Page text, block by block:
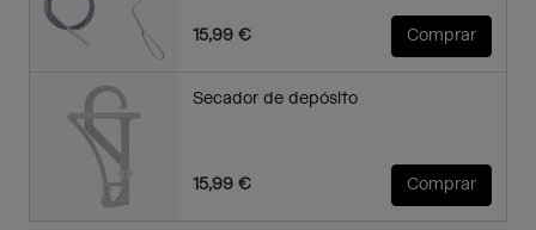
15,99 € Comprar
Secador de depósito
15,99 € Comprar